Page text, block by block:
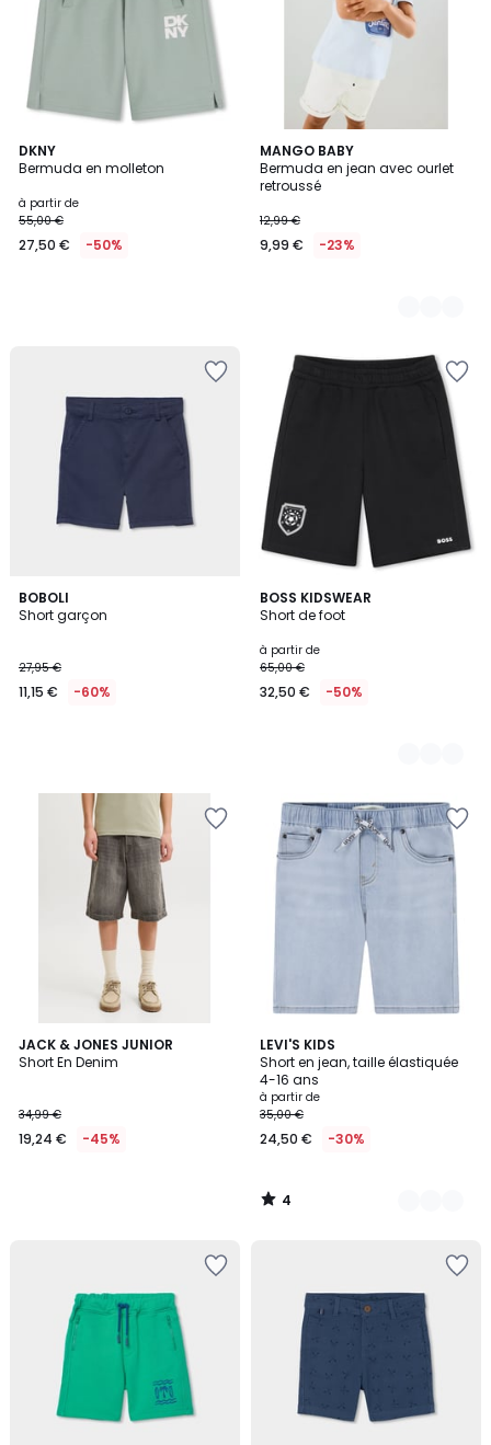
DKNY
Bermuda en molleton
à partir de
55,00 €
27,50 € -50%
MANGO BABY
Bermuda en jean avec ourlet
retroussé
12,99 €
9,99 € -23%
2
Couleurs
BOBOLI
Short garçon
27,95 €
11,15 € -60%
BOSS KIDSWEAR
Short de foot
à partir de
65,00 €
32,50 € -50%
2
Couleurs
JACK & JONES JUNIOR
Short En Denim
34,99 €
19,24 € -45%
LEVI'S KIDS
Short en jean, taille élastiquée
4-16 ans
à partir de
35,00 €
24,50 € -30%
4
/
5
3
Couleurs
4
/